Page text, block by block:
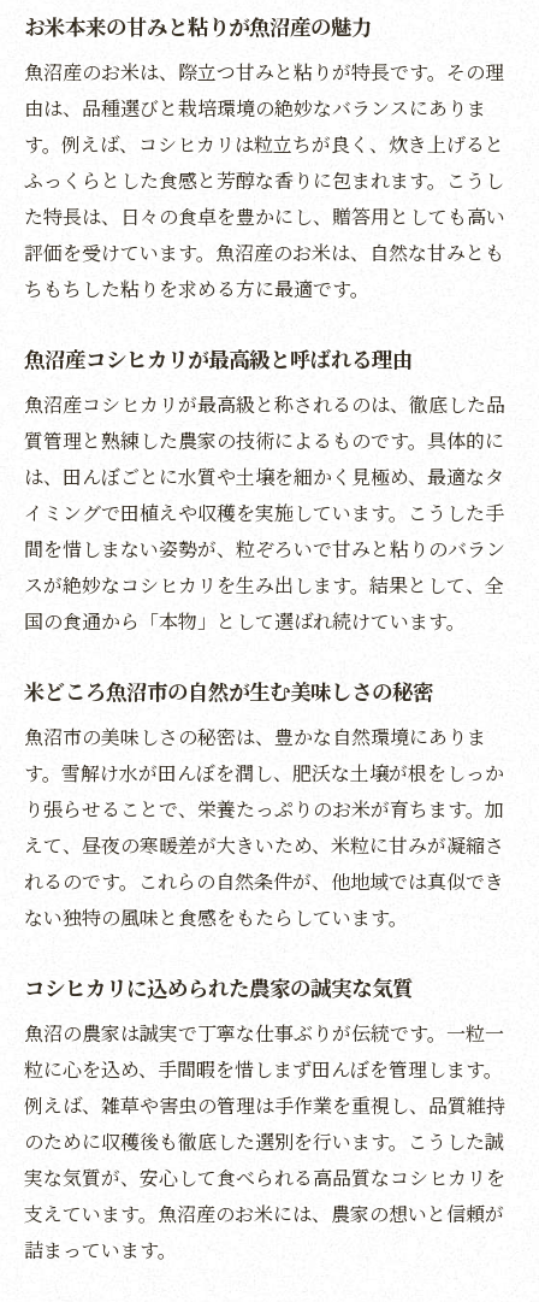
魚沼産米ならではの味や食感の違いを知る
コシヒカリ以外にも多彩なお米の種類が存
在
魚沼のブランド米に共通する特長と選び方
本物志向に応える魚沼産お米のこだわり
お米選びで迷ったら産地と種類に注目しよ
う
新潟県魚沼市の豊かな自然が育む本物のお米体
魚沼市の自然環境が生むお米の美味しさ
清らかな水と寒暖差が育てる粒立ちの良さ
自然と調和する魚沼産お米の栽培方法とは
本物のお米を味わうなら魚沼市が最適な理
由
農家の努力と自然の恵みが生む魚沼の米体
験
誠実な農家の気質が支える魚沼産のお米の魅力
魚沼の農家が守る伝統とお米へのこだわり
丁寧な手仕事が光る魚沼産コシヒカリの生
産
誠実な気質が生み出すお米本来の美味しさ
農家の情熱と努力が育む魚沼産米の価値
農家直送で味わう本物のお米の魅力とは
魚沼産コシヒカリを選ぶべき最大の理由
お米選びで重視したい産地と品質の違い
魚沼市のコシヒカリが信頼される背景
本当に美味しいお米を見極めるポイント
贈答にも喜ばれる魚沼産米の選び方
通販や直売所での賢いお米購入のコツ
お米本来の甘みと粘りが魚沼産の魅力
魚沼産のお米は、際立つ甘みと粘りが特長です。その理
由は、品種選びと栽培環境の絶妙なバランスにありま
す。例えば、コシヒカリは粒立ちが良く、炊き上げると
ふっくらとした食感と芳醇な香りに包まれます。こうし
た特長は、日々の食卓を豊かにし、贈答用としても高い
評価を受けています。魚沼産のお米は、自然な甘みとも
ちもちした粘りを求める方に最適です。
魚沼産コシヒカリが最高級と呼ばれる理由
魚沼産コシヒカリが最高級と称されるのは、徹底した品
質管理と熟練した農家の技術によるものです。具体的に
は、田んぼごとに水質や土壌を細かく見極め、最適なタ
イミングで田植えや収穫を実施しています。こうした手
間を惜しまない姿勢が、粒ぞろいで甘みと粘りのバラン
スが絶妙なコシヒカリを生み出します。結果として、全
国の食通から「本物」として選ばれ続けています。
米どころ魚沼市の自然が生む美味しさの秘密
魚沼市の美味しさの秘密は、豊かな自然環境にありま
す。雪解け水が田んぼを潤し、肥沃な土壌が根をしっか
り張らせることで、栄養たっぷりのお米が育ちます。加
えて、昼夜の寒暖差が大きいため、米粒に甘みが凝縮さ
れるのです。これらの自然条件が、他地域では真似でき
ない独特の風味と食感をもたらしています。
コシヒカリに込められた農家の誠実な気質
魚沼の農家は誠実で丁寧な仕事ぶりが伝統です。一粒一
粒に心を込め、手間暇を惜しまず田んぼを管理します。
例えば、雑草や害虫の管理は手作業を重視し、品質維持
のために収穫後も徹底した選別を行います。こうした誠
実な気質が、安心して食べられる高品質なコシヒカリを
支えています。魚沼産のお米には、農家の想いと信頼が
詰まっています。